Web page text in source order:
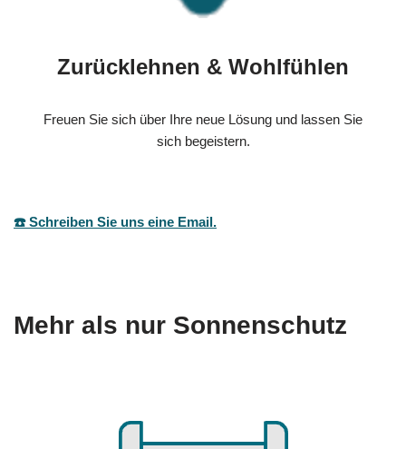
Zurücklehnen & Wohlfühlen
Freuen Sie sich über Ihre neue Lösung und lassen Sie
sich begeistern.
☎️ Schreiben Sie uns eine Email.
Mehr als nur Sonnenschutz